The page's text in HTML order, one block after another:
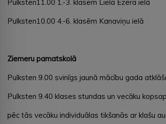
Pulksten11.00 1.-3. klasēm Lielā Ezera ielā
Pulksten10.00 4.-6. klasēm Kanaviņu ielā
Ziemeru pamatskolā
Pulksten 9.00 svinīgs jaunā mācību gada
Pulksten 9.40 klases stundas un vecāku
pēc tās vecāku individuālas tikšanās ar klašu